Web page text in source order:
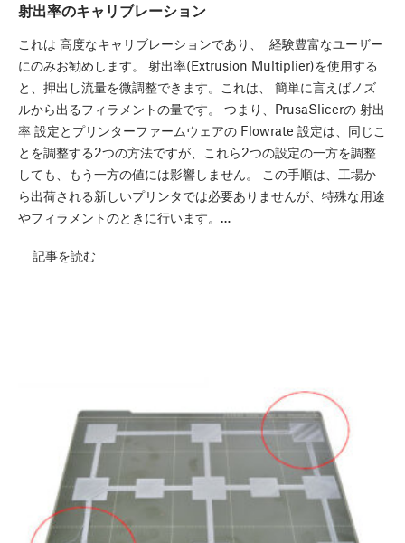
射出率のキャリブレーション
これは 高度なキャリブレーションであり、 経験豊富なユーザー
にのみお勧めします。 射出率(Extrusion Multiplier)を使用する
と、押出し流量を微調整できます。これは、 簡単に言えばノズ
ルから出るフィラメントの量です。 つまり、PrusaSlicerの 射出
率 設定とプリンターファームウェアの Flowrate 設定は、同じこ
とを調整する2つの方法ですが、これら2つの設定の一方を調整
しても、もう一方の値には影響しません。 この手順は、工場か
ら出荷される新しいプリンタでは必要ありませんが、特殊な用途
やフィラメントのときに行います。…
記事を読む